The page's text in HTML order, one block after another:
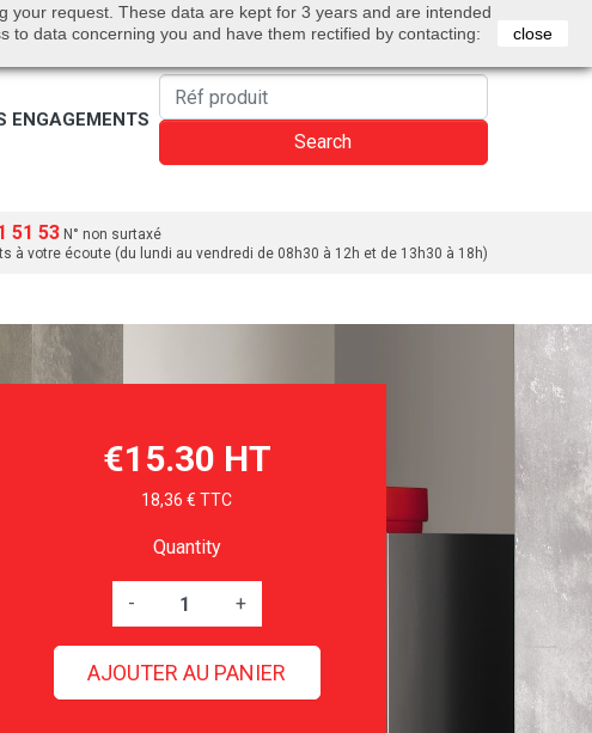
English Bienvenue Sign in 0 Cart
ENGAGEMENTS
Search
51 53 N° non surtaxé
à votre écoute (du lundi au vendredi de 08h30 à 12h et de 13h30 à 18h)
€15.30 HT
18,36 € TTC
Quantity
- +
AJOUTER AU PANIER
your request. These data are kept for 3 years and are intended
data concerning you and have them rectified by contacting:
close